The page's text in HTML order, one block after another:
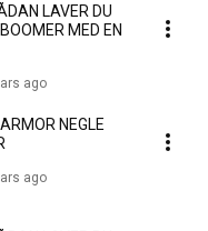
DU
MED EN
ago
ago